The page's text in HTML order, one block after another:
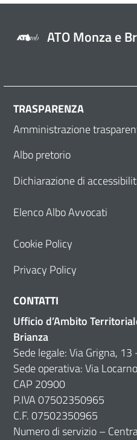
ATO Monza e
TRASPARENZA
Amministrazione
Albo pretorio
Dichiarazione di
Elenco Albo Avvocati
Cookie Policy
Privacy Policy
CONTATTI
Ufficio d’Ambito
Brianza
Sede legale: Via Grigna,
Sede operativa: Via
CAP 20900
P.IVA 07502350965
C.F. 07502350965
Numero di servizio –